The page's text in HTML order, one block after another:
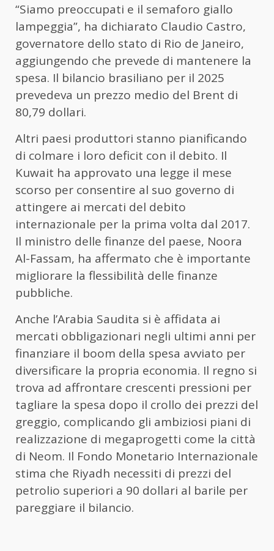
“Siamo preoccupati e il semaforo giallo
lampeggia”, ha dichiarato Claudio Castro,
governatore dello stato di Rio de Janeiro,
aggiungendo che prevede di mantenere la
spesa. Il bilancio brasiliano per il 2025
prevedeva un prezzo medio del Brent di
80,79 dollari.
Altri paesi produttori stanno pianificando
di colmare i loro deficit con il debito. Il
Kuwait ha approvato una legge il mese
scorso per consentire al suo governo di
attingere ai mercati del debito
internazionale per la prima volta dal 2017.
Il ministro delle finanze del paese, Noora
Al-Fassam, ha affermato che è importante
migliorare la flessibilità delle finanze
pubbliche.
Anche l’Arabia Saudita si è affidata ai
mercati obbligazionari negli ultimi anni per
finanziare il boom della spesa avviato per
diversificare la propria economia. Il regno si
trova ad affrontare crescenti pressioni per
tagliare la spesa dopo il crollo dei prezzi del
greggio, complicando gli ambiziosi piani di
realizzazione di megaprogetti come la città
di Neom. Il Fondo Monetario Internazionale
stima che Riyadh necessiti di prezzi del
petrolio superiori a 90 dollari al barile per
pareggiare il bilancio.